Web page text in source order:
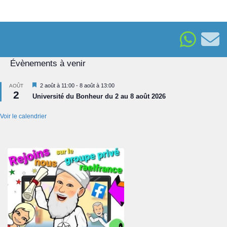
Évènements à venir
AOÛT
2
Mis
en
avant
2 août à 11:00 - 8 août à 13:00
Université du Bonheur du 2 au 8 août 2026
Voir le calendrier